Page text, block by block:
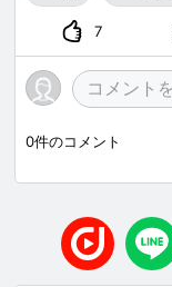
7
0件のコメント